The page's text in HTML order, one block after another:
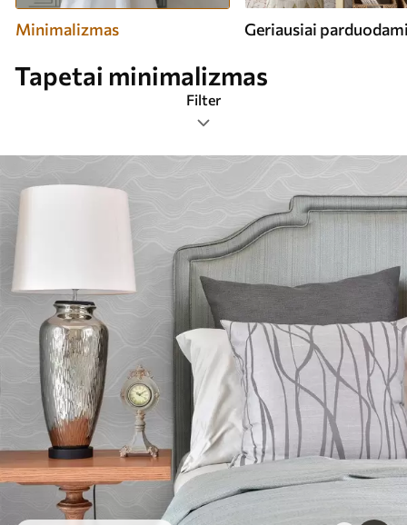
Minimalizmas Geriausiai
Tapetai minimalizmas
Filter
Žymos
Viską iš naujo nustatyti